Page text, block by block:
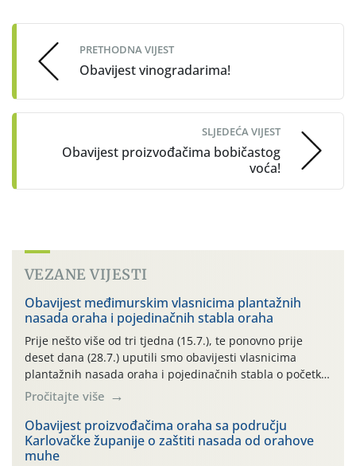
navigation
PRETHODNA VIJEST
Obavijest vinogradarima!
SLJEDEĆA VIJEST
Obavijest proizvođačima bobičastog
voća!
VEZANE VIJESTI
Obavijest međimurskim vlasnicima plantažnih
nasada oraha i pojedinačnih stabla oraha
Prije nešto više od tri tjedna (15.7.), te ponovno prije
deset dana (28.7.) uputili smo obavijesti vlasnicima
plantažnih nasada oraha i pojedinačnih stabla o početku
leta i ovogodišnjoj potrebi usmjerenog suzbijanja
orahove muhe (Rhagoletis completa)! Već dvanaest dana
traje drugi ovogodišnji “toplinski udar”, koji naročito
izražen zadnja šest dana (31.7.-05.8.), jer najviše
temperature zraka svakodnevno […]
Pročitajte više
Obavijest proizvođačima oraha sa području
Karlovačke županije o zaštiti nasada od orahove
muhe